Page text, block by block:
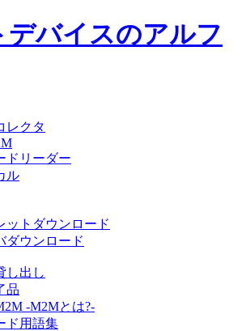
レクタ
ドリーダー
ル
ットダウンロード
ダウンロード
し出し
品
-M2Mとは?-
ド用語集